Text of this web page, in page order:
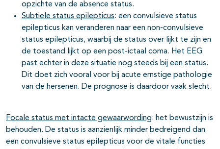
opzichte van de absence status.
Subtiele status epilepticus: een convulsieve status
epilepticus kan veranderen naar een non-convulsieve
status epilepticus, waarbij de status over lijkt te zijn en
de toestand lijkt op een post-ictaal coma. Het EEG
past echter in deze situatie nog steeds bij een status.
Dit doet zich vooral voor bij acute ernstige pathologie
van de hersenen. De prognose is daardoor vaak slecht.
Focale status met intacte gewaarwording: het bewustzijn is
behouden. De status is aanzienlijk minder bedreigend dan
een convulsieve status epilepticus voor de vitale functies